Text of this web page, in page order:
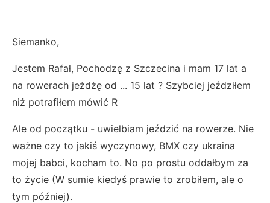
Siemanko,
Jestem Rafał, Pochodzę z Szczecina i mam 17 lat a
na rowerach jeżdżę od ... 15 lat ? Szybciej jeździłem
niż potrafiłem mówić R
Ale od początku - uwielbiam jeździć na rowerze. Nie
ważne czy to jakiś wyczynowy, BMX czy ukraina
mojej babci, kocham to. No po prostu oddałbym za
to życie (W sumie kiedyś prawie to zrobiłem, ale o
tym później).